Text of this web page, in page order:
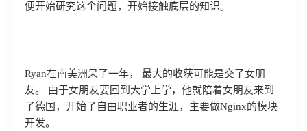
便开始研究这个问题，开始接触底层的知识。
Ryan在南美洲呆了一年， 最大的收获可能是交了女朋
友。 由于女朋友要回到大学上学，他就陪着女朋友来到
了德国，开始了自由职业者的生涯，主要做Nginx的模块
开发。